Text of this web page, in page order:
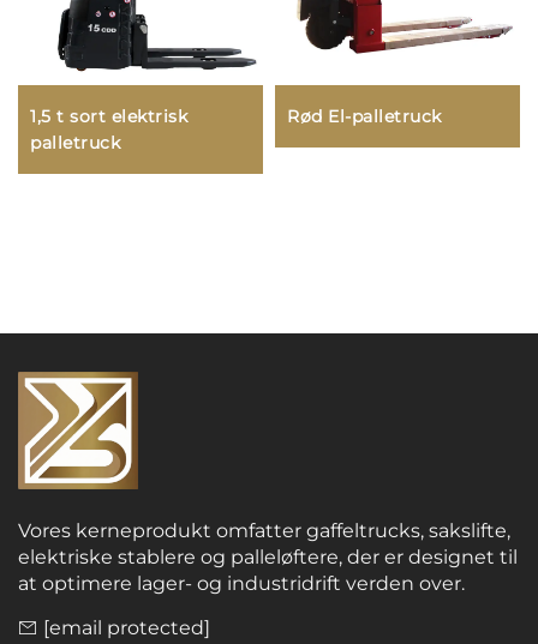
1,5 t sort elektrisk
palletruck
Rød El-palletruck
Vores kerneprodukt omfatter gaffeltrucks, sakslifte,
elektriske stablere og palleløftere, der er designet til
at optimere lager- og industridrift verden over.
[email protected]